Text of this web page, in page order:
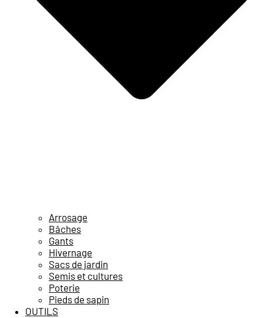
Arrosage
Bâches
Gants
Hivernage
Sacs de jardin
Semis et cultures
Poterie
Pieds de sapin
OUTILS